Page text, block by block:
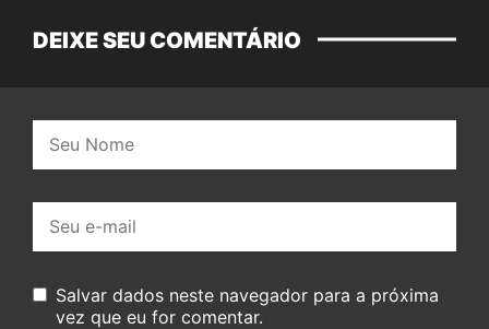
DEIXE SEU COMENTÁRIO
mail:
Salvar dados neste navegador para a próxima
vez que eu for comentar.